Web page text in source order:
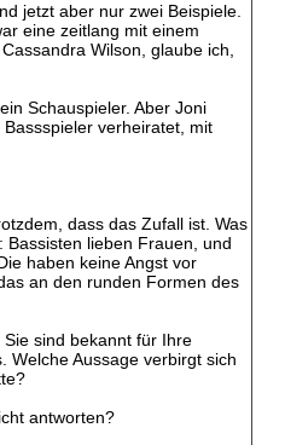
jetzt aber nur zwei Beispiele.
eine zeitlang mit einem
Wilson, glaube ich,
Schauspieler. Aber Joni
verheiratet, mit
dass das Zufall ist. Was
Bassisten lieben Frauen, und
haben keine Angst vor
an den runden Formen des
Sie sind bekannt für Ihre
Welche Aussage verbirgt sich
antworten?